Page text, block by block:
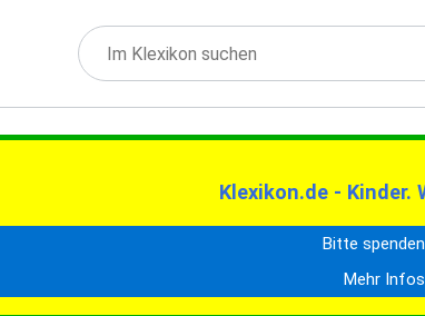
Klexikon.de - Kinder.
Bitte
Mehr Infos